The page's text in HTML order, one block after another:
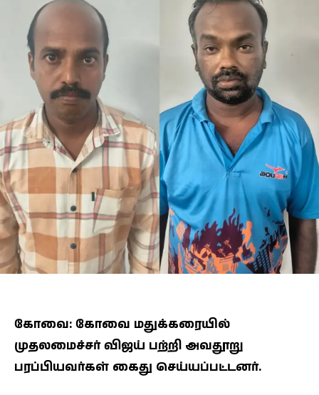
கோவை: கோவை மதுக்கரையில்
முதலமைச்சர் விஜய் பற்றி அவதூறு
பரப்பியவர்கள் கைது செய்யப்பட்டனர்.